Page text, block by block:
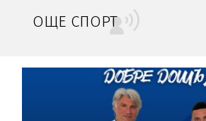
ОЩЕ СПОРТ